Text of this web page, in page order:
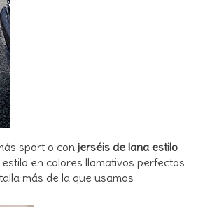
sport o conjerséis de lana estilo
en colores llamativos perfectos
más de la que usamos